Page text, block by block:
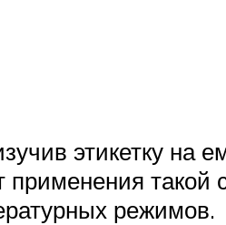
этикетку на
применения
режимов.